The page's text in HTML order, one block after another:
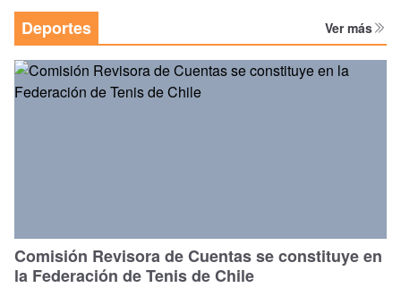
Deportes Ver más
Comisión Revisora de Cuentas se constituye en
la Federación de Tenis de Chile